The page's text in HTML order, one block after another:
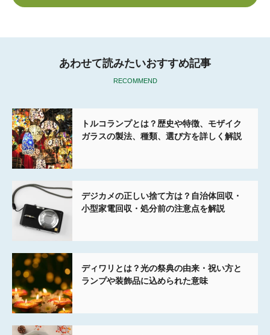
あわせて読みたいおすすめ記事
RECOMMEND
トルコランプとは？歴史や特徴、モザイク
ガラスの製法、種類、選び方を詳しく解説
デジカメの正しい捨て方は？自治体回収・
小型家電回収・処分前の注意点を解説
ディワリとは？光の祭典の由来・祝い方と
ランプや装飾品に込められた意味